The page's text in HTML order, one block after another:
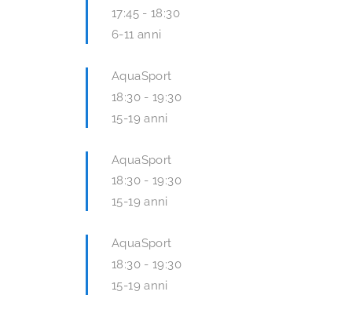
17:45 -18:30
6-11 anni
AquaSport
18:30 -19:30
15-19 anni
AquaSport
18:30 -19:30
15-19 anni
AquaSport
18:30 -19:30
15-19 anni